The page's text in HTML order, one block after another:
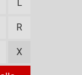
L
R
X